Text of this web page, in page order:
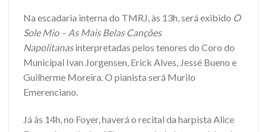
Na escadaria interna do TMRJ, às 13h, será exibido O
Sole Mio – As Mais Belas Canções
Napolitanas interpretadas pelos tenores do Coro do
Municipal Ivan Jorgensen, Erick Alves, Jessé Bueno e
Guilherme Moreira. O pianista será Murilo
Emerenciano.
Já às 14h, no Foyer, haverá o recital da harpista Alice